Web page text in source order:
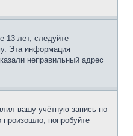
13 лет, следуйте
Эта информация
неправильный адрес
вашу учётную запись по
попробуйте